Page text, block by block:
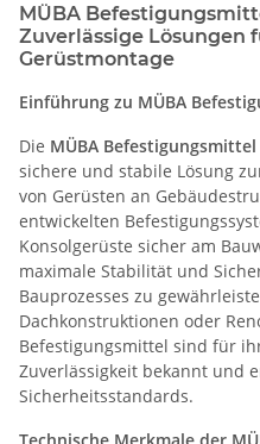
MÜBA
Zuverlässige Lösungen
Gerüstmontage
Einführung zu MÜBA
Die MÜBA
sichere und stabile Lösung
von Gerüsten an
entwickelten
Konsolgerüste sicher am
maximale Stabilität und
Bauprozesses zu
Dachkonstruktionen oder
Befestigungsmittel sind für
Zuverlässigkeit bekannt und
Sicherheitsstandards.